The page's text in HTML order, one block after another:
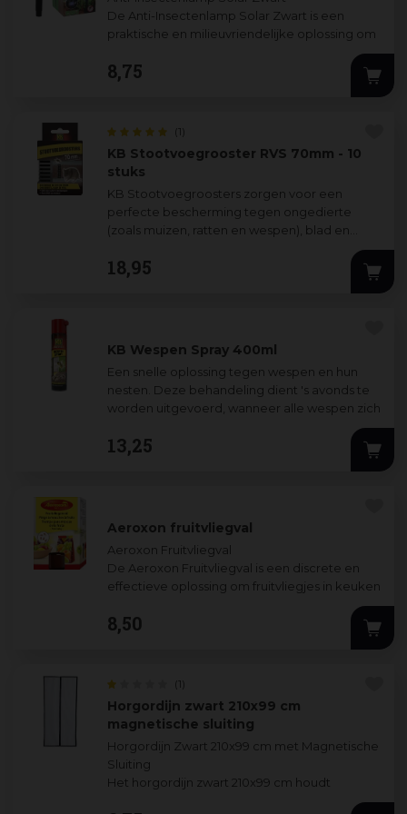
De Anti-Insectenlamp Solar Zwart is een
praktische en milieuvriendelijke oplossing om
afst...
8,75
KB Stootvoegrooster RVS 70mm - 10
stuks
(1)
KB Stootvoegroosters zorgen voor een
perfecte bescherming tegen ongedierte
(zoals muizen, ratten en wespen), blad en
spouwventi
18,95
KB Wespen Spray 400ml
Een snelle oplossing tegen wespen en hun
nesten. Deze behandeling dient 's avonds te
worden uitgevoerd, wanneer alle wespen zich
4 tot 6 we
13,25
Aeroxon fruitvliegval
Aeroxon Fruitvliegval
De Aeroxon Fruitvliegval is een discrete en
effectieve oplossing om fruitvliegjes in keuken
of eetkamer te bestrijden. De val bevat een
n...
8,50
Horgordijn zwart 210x99 cm
magnetische sluiting
(1)
Horgordijn Zwart 210x99 cm met Magnetische
Sluiting
Het horgordijn zwart 210x99 cm houdt